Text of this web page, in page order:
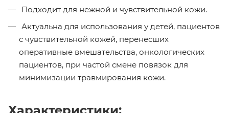
Подходит для нежной и чувствительной кожи.
Актуальна для использования у детей, пациентов
с чувствительной кожей, перенесших
оперативные вмешательства, онкологических
пациентов, при частой смене повязок для
минимизации травмирования кожи.